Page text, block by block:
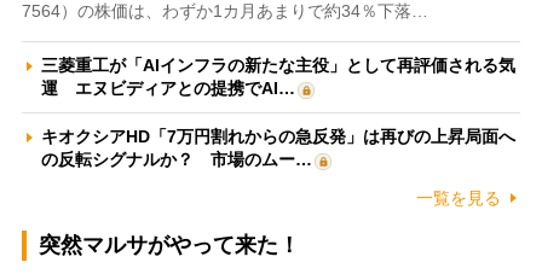
7564）の株価は、わずか1カ月あまりで約34％下落…
三菱重工が「AIインフラの新たな主役」として再評価される気
運 エヌビディアとの提携でAI…
キオクシアHD「7万円割れからの急反発」は再びの上昇局面へ
の反転シグナルか？ 市場のムー…
一覧を見る
突然マルサがやって来た！